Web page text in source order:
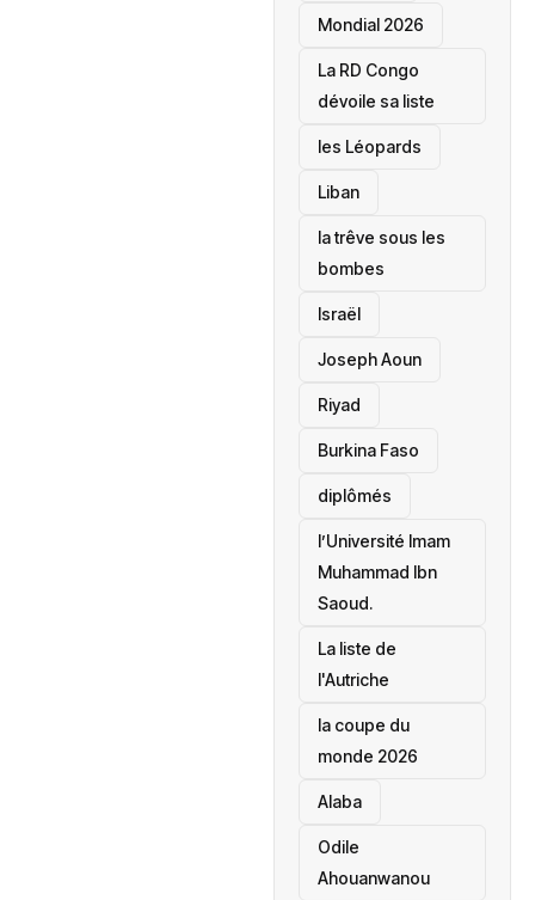
Mondial 2026
La RD Congo
dévoile sa liste
les Léopards
‎Liban
la trêve sous les
bombes
Israël
Joseph Aoun
Riyad
Burkina Faso
diplômés
l’Université Imam
Muhammad Ibn
Saoud.
‎La liste de
l'Autriche
la coupe du
monde 2026
Alaba
Odile
Ahouanwanou